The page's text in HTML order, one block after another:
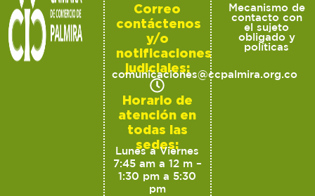
Correo
contáctenos
y/o
notificaciones
judiciales:
comunicaciones@ccpalmira.org.co
Horario de
atención en
todas las
sedes:
Lunes a Viernes
7:45 am a 12 m –
1:30 pm a 5:30
pm
Mecanismo de
contacto con
el sujeto
obligado y
políticas